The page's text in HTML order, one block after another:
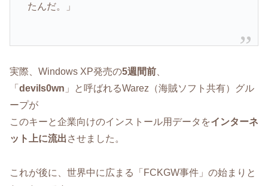
たんだ。」
実際、Windows XP発売の5週間前
「 devils0wn 」と呼ばれるWarez（海賊ソフト共有）グル
ープが
このキーと企業向けのインストール用データをインターネ
ット上に流出させました。
これが後に、世界中に広まる「FCKGW事件」の始まりと